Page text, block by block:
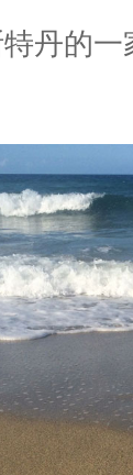
丹的